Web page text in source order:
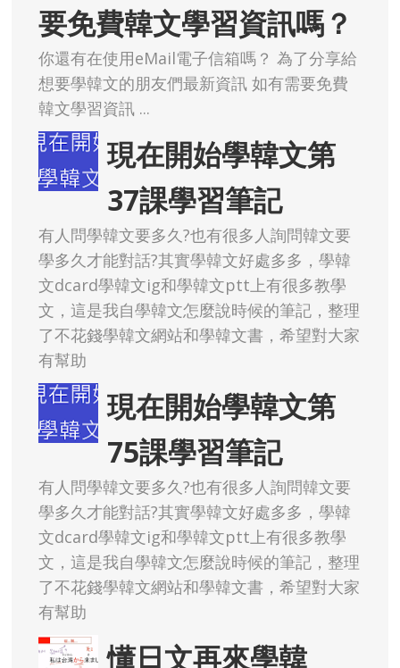
要免費韓文學習資訊嗎？
你還有在使用eMail電子信箱嗎？ 為了分享給
想要學韓文的朋友們最新資訊 如有需要免費
韓文學習資訊 ...
現在開始學韓文第
37課學習筆記
有人問學韓文要多久?也有很多人詢問韓文要
學多久才能對話?其實學韓文好處多多，學韓
文dcard學韓文ig和學韓文ptt上有很多教學
文，這是我自學韓文怎麼說時候的筆記，整理
了不花錢學韓文網站和學韓文書，希望對大家
有幫助
現在開始學韓文第
75課學習筆記
有人問學韓文要多久?也有很多人詢問韓文要
學多久才能對話?其實學韓文好處多多，學韓
文dcard學韓文ig和學韓文ptt上有很多教學
文，這是我自學韓文怎麼說時候的筆記，整理
了不花錢學韓文網站和學韓文書，希望對大家
有幫助
懂日文再來學韓